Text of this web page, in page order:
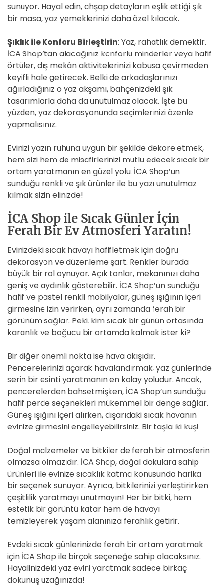
sunuyor. Hayal edin, ahşap detayların eşlik ettiği şık
bir masa, yaz yemeklerinizi daha özel kılacak.
Şıklık ile Konforu Birleştirin: Yaz, rahatlık demektir.
İCA Shop’tan alacağınız konforlu minderler veya hafif
örtüler, dış mekân aktivitelerinizi kabusa çevirmeden
keyifli hale getirecek. Belki de arkadaşlarınızı
ağırladığınız o yaz akşamı, bahçenizdeki şık
tasarımlarla daha da unutulmaz olacak. İşte bu
yüzden, yaz dekorasyonunda seçimlerinizi özenle
yapmalısınız.
Evinizi yazın ruhuna uygun bir şekilde dekore etmek,
hem sizi hem de misafirlerinizi mutlu edecek sıcak bir
ortam yaratmanın en güzel yolu. İCA Shop’un
sunduğu renkli ve şık ürünler ile bu yazı unutulmaz
kılmak sizin elinizde!
İCA Shop ile Sıcak Günler İçin
Ferah Bir Ev Atmosferi Yaratın!
Evinizdeki sıcak havayı hafifletmek için doğru
dekorasyon ve düzenleme şart. Renkler burada
büyük bir rol oynuyor. Açık tonlar, mekanınızı daha
geniş ve aydınlık gösterebilir. İCA Shop’un sunduğu
hafif ve pastel renkli mobilyalar, güneş ışığının içeri
girmesine izin verirken, aynı zamanda ferah bir
görünüm sağlar. Peki, kim sıcak bir günün ortasında
karanlık ve boğucu bir ortamda kalmak ister ki?
Bir diğer önemli nokta ise hava akışıdır.
Pencerelerinizi açarak havalandırmak, yaz günlerinde
serin bir esinti yaratmanın en kolay yoludur. Ancak,
pencerelerden bahsetmişken, İCA Shop’un sunduğu
hafif perde seçenekleri mükemmel bir denge sağlar.
Güneş ışığını içeri alırken, dışarıdaki sıcak havanın
evinize girmesini engelleyebilirsiniz. Bir taşla iki kuş!
Doğal malzemeler ve bitkiler de ferah bir atmosferin
olmazsa olmazıdır. İCA Shop, doğal dokulara sahip
ürünleri ile evinize sıcaklık katma konusunda harika
bir seçenek sunuyor. Ayrıca, bitkilerinizi yerleştirirken
çeşitlilik yaratmayı unutmayın! Her bir bitki, hem
estetik bir görüntü katar hem de havayı
temizleyerek yaşam alanınıza ferahlık getirir.
Evdeki sıcak günlerinizde ferah bir ortam yaratmak
için İCA Shop ile birçok seçeneğe sahip olacaksınız.
Hayalinizdeki yaz evini yaratmak sadece birkaç
dokunuş uzağınızda!